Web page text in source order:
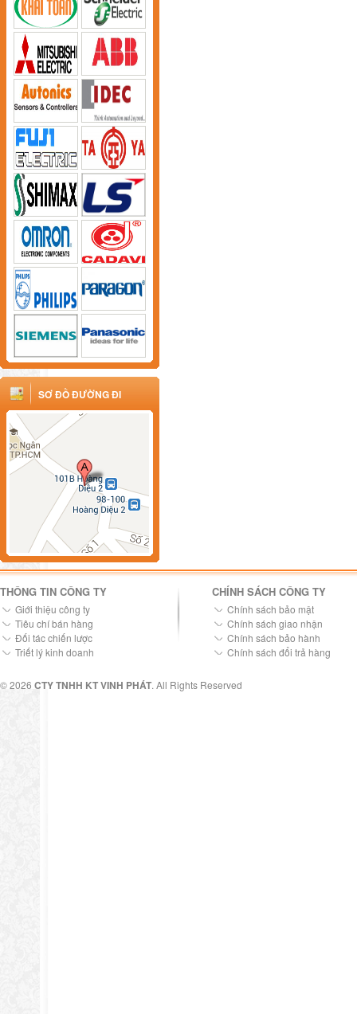
SƠ ĐỒ ĐƯỜNG ĐI
THÔNG TIN CÔNG TY
Giới thiệu công ty
Tiêu chí bán hàng
Đối tác chiến lược
Triết lý kinh doanh
CHÍNH SÁCH CÔNG TY
Chính sách bảo mật
Chính sách giao nhận
Chính sách bảo hành
Chính sách đổi trả hàng
© 2026 CTY TNHH KT VINH PHÁT. All Rights Reserved